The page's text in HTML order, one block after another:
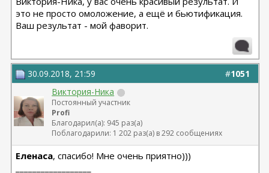
это не просто омоложение, а ещё и бьютификация.
Ваш результат - мой фаворит.
#1051
30.09.2018, 21:59
Виктория-Ника
Постоянный участник
Profi
Благодарил(а): 945 раз(а)
Поблагодарили: 1 202 раз(а) в 292 сообщениях
Еленаса, спасибо! Мне очень приятно)))